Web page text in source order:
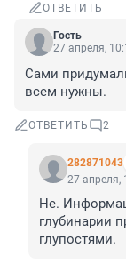
ОТВЕТИТЬ
Гость
27 апреля,
Сами
всем нужны.
ОТВЕТИТЬ 2
282871043
27 апреля,
Не.
глубинарии
глупостями.